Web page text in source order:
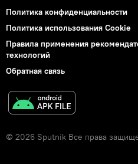
Политика конфиденциальности
Политика использования Cookie
Правила применения
технологий
Обратная связь
© 2026 Sputnik Все права